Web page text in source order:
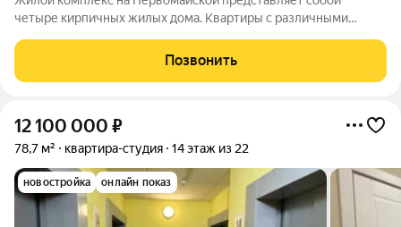
четыре кирпичных жилых дома. Квартиры с различными
от 40,6 до 301,45 кв. м. Без отделки. Благоустройство
прилегающей территории включает в себя
Позвонить
12 100 000 ₽
78,7 м² квартира-студия 14 этаж из 22
новостройка онлайн показ